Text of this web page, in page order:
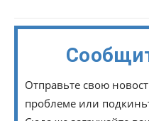
Отправьте свою
проблеме или